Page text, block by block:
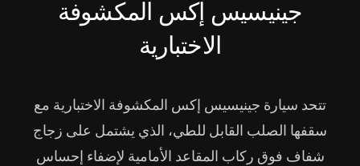
جينيسيس إكس المكشوفة
الاختبارية
تتحد سيارة جينيسيس إكس المكشوفة الاختبارية مع
سقفها الصلب القابل للطي، الذي يشتمل على زجاج
شفاف فوق ركاب المقاعد الأمامية لإضفاء إحساس